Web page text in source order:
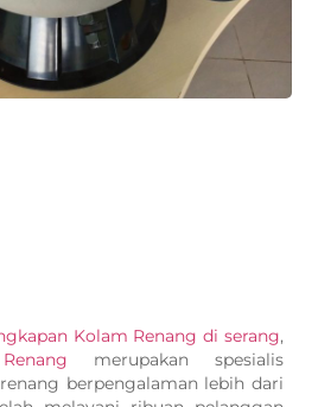
Kolam Renang di serang,
merupakan spesialis
berpengalaman lebih dari